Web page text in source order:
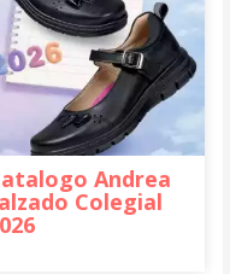
Andrea
Colegial